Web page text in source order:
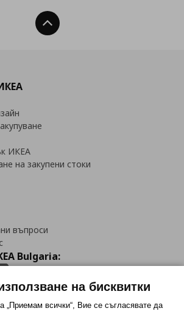
Нагоре
ИКЕА
на закупени стоки
въпроси
Bulgaria:
на бисквитки
„Приемам всички“, Вие се съгласявате да